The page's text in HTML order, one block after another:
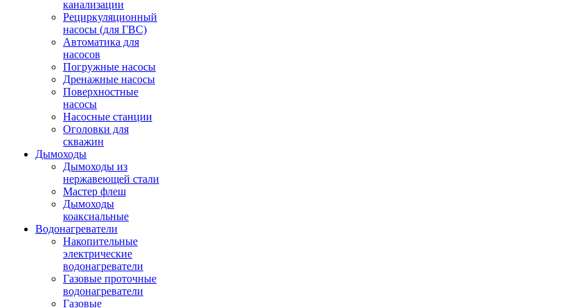
канализации
Рециркуляционный
насосы (для ГВС)
Автоматика для
насосов
Погружные насосы
Дренажные насосы
Поверхностные
насосы
Насосные станции
Оголовки для
скважин
Дымоходы
Дымоходы из
нержавеющей стали
Мастер флеш
Дымоходы
коаксиальные
Водонагреватели
Накопительные
электрические
водонагреватели
Газовые проточные
водонагреватели
Газовые